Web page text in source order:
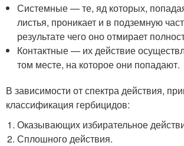
Системные — те, яд которых,
листья, проникает и в подземную
результате чего оно отмирает
Контактные — их действие
том месте, на которое они попадают.
В зависимости от спектра действия,
классификация гербицидов:
Оказывающих избирательное
Сплошного действия.